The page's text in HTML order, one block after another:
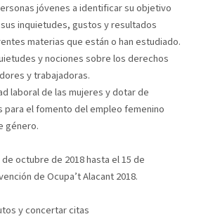
jóvenes a identificar su objetivo
inquietudes, gustos y resultados
materias que están o han estudiado.
y nociones sobre los derechos
y trabajadoras.
laboral de las mujeres y dotar de
para el fomento del empleo femenino
género.
octubre de 2018 hasta el 15 de
de Ocupa’t Alacant 2018.
y concertar citas